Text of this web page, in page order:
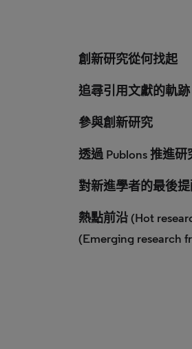
創新研究從何找起
追尋引用文獻的軌跡
參與創新研究
透過 Publons 推進研
對新進學者的最後
熱點前沿 (Hot
(Emerging research